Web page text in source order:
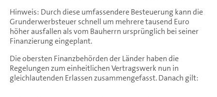
Hinweis: Durch diese umfassendere Besteuerung kann die
Grunderwerbsteuer schnell um mehrere tausend Euro
höher ausfallen als vom Bauherrn ursprünglich bei seiner
Finanzierung eingeplant.
Die obersten Finanzbehörden der Länder haben die
Regelungen zum einheitlichen Vertragswerk nun in
gleichlautenden Erlassen zusammengefasst. Danach gilt: